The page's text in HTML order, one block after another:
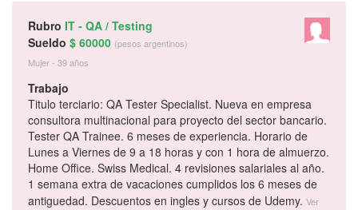
Rubro IT - QA / Testing
Sueldo $ 60000 (pesos argentinos)
Mujer - 39 años
Trabajo
Titulo terciario: QA Tester Specialist. Nueva en empresa
consultora multinacional para proyecto del sector bancario.
Tester QA Trainee. 6 meses de experiencia. Horario de
Lunes a Viernes de 9 a 18 horas y con 1 hora de almuerzo.
Home Office. Swiss Medical. 4 revisiones salariales al año.
1 semana extra de vacaciones cumplidos los 6 meses de
antiguedad. Descuentos en ingles y cursos de Udemy. Ver